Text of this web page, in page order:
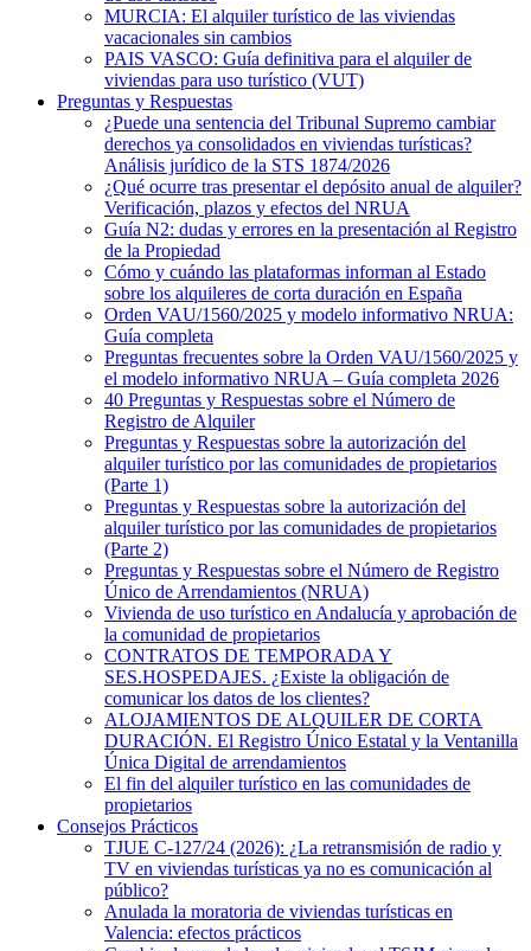
MURCIA: El alquiler turístico de las viviendas
vacacionales sin cambios
PAIS VASCO: Guía definitiva para el alquiler de
viviendas para uso turístico (VUT)
Preguntas y Respuestas
¿Puede una sentencia del Tribunal Supremo cambiar
derechos ya consolidados en viviendas turísticas?
Análisis jurídico de la STS 1874/2026
¿Qué ocurre tras presentar el depósito anual de alquiler?
Verificación, plazos y efectos del NRUA
Guía N2: dudas y errores en la presentación al Registro
de la Propiedad
Cómo y cuándo las plataformas informan al Estado
sobre los alquileres de corta duración en España
Orden VAU/1560/2025 y modelo informativo NRUA:
Guía completa
Preguntas frecuentes sobre la Orden VAU/1560/2025 y
el modelo informativo NRUA – Guía completa 2026
40 Preguntas y Respuestas sobre el Número de
Registro de Alquiler
Preguntas y Respuestas sobre la autorización del
alquiler turístico por las comunidades de propietarios
(Parte 1)
Preguntas y Respuestas sobre la autorización del
alquiler turístico por las comunidades de propietarios
(Parte 2)
Preguntas y Respuestas sobre el Número de Registro
Único de Arrendamientos (NRUA)
Vivienda de uso turístico en Andalucía y aprobación de
la comunidad de propietarios
CONTRATOS DE TEMPORADA Y
SES.HOSPEDAJES. ¿Existe la obligación de
comunicar los datos de los clientes?
ALOJAMIENTOS DE ALQUILER DE CORTA
DURACIÓN. El Registro Único Estatal y la Ventanilla
Única Digital de arrendamientos
El fin del alquiler turístico en las comunidades de
propietarios
Consejos Prácticos
TJUE C-127/24 (2026): ¿La retransmisión de radio y
TV en viviendas turísticas ya no es comunicación al
público?
Anulada la moratoria de viviendas turísticas en
Valencia: efectos prácticos